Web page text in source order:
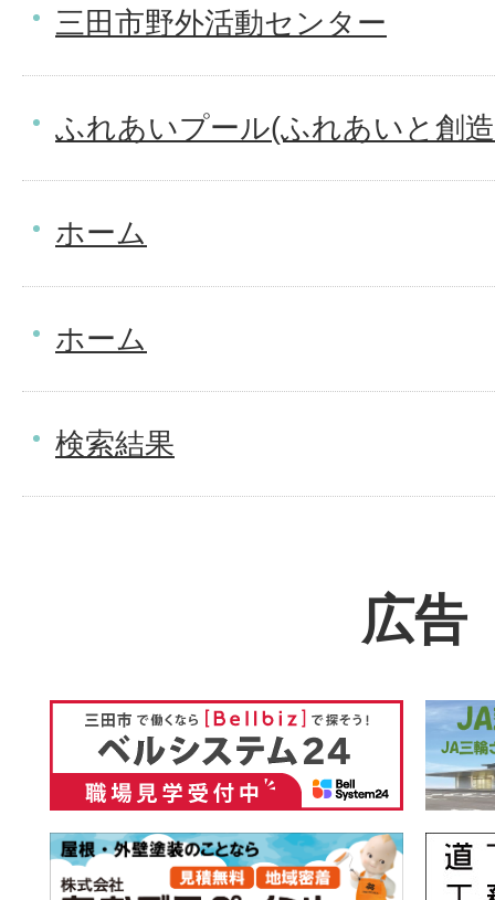
三田市野外活動センター
ふれあいプール(ふれあいと創
ホーム
ホーム
検索結果
広告